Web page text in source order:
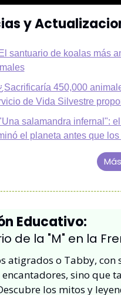
y
santuario de koalas más
450,000
de Vida Silvestre
salamandra infernal":
el planeta antes que
Educativo:
de la "M" en la
atigrados o Tabby, con
encantadores, sino que
los mitos y